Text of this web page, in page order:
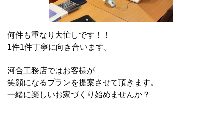
何件も重なり大忙しです！！
1件1件丁寧に向き合います。
河合工務店ではお客様が
笑顔になるプランを提案させて頂きます。
一緒に楽しいお家づくり始めませんか？